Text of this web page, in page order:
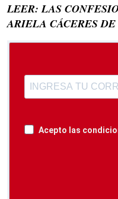
LEER: LAS
ARIELA CÁCERES
Acepto las